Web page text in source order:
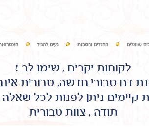
שואלים החזרים והטבות נעים להכיר
לקוחות יקרים , שימו לב !
דם טבורי חדשה, טבורית
קיימים ניתן לפנות לכל שאלה
תודה , צוות טבורית